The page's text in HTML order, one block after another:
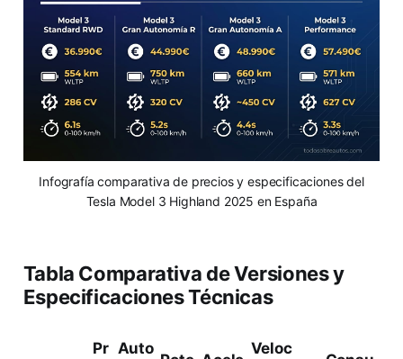
Infografía comparativa de precios y especificaciones del
Tesla Model 3 Highland 2025 en España
Tabla Comparativa de Versiones y
Especificaciones Técnicas
Pr Auto Veloc